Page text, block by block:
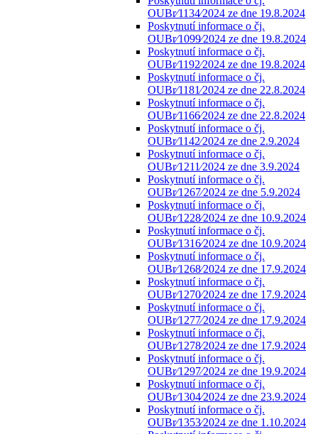
OUBr⁄1134⁄2024 ze dne 19.8.2024
Poskytnutí informace o čj.
OUBr⁄1099⁄2024 ze dne 19.8.2024
Poskytnutí informace o čj.
OUBr⁄1192⁄2024 ze dne 19.8.2024
Poskytnutí informace o čj.
OUBr⁄1181⁄2024 ze dne 22.8.2024
Poskytnutí informace o čj.
OUBr⁄1166⁄2024 ze dne 22.8.2024
Poskytnutí informace o čj.
OUBr⁄1142⁄2024 ze dne 2.9.2024
Poskytnutí informace o čj.
OUBr⁄1211⁄2024 ze dne 3.9.2024
Poskytnutí informace o čj.
OUBr⁄1267⁄2024 ze dne 5.9.2024
Poskytnutí informace o čj.
OUBr⁄1228⁄2024 ze dne 10.9.2024
Poskytnutí informace o čj.
OUBr⁄1316⁄2024 ze dne 10.9.2024
Poskytnutí informace o čj.
OUBr⁄1268⁄2024 ze dne 17.9.2024
Poskytnutí informace o čj.
OUBr⁄1270⁄2024 ze dne 17.9.2024
Poskytnutí informace o čj.
OUBr⁄1277⁄2024 ze dne 17.9.2024
Poskytnutí informace o čj.
OUBr⁄1278⁄2024 ze dne 17.9.2024
Poskytnutí informace o čj.
OUBr⁄1297⁄2024 ze dne 19.9.2024
Poskytnutí informace o čj.
OUBr⁄1304⁄2024 ze dne 23.9.2024
Poskytnutí informace o čj.
OUBr⁄1353⁄2024 ze dne 1.10.2024